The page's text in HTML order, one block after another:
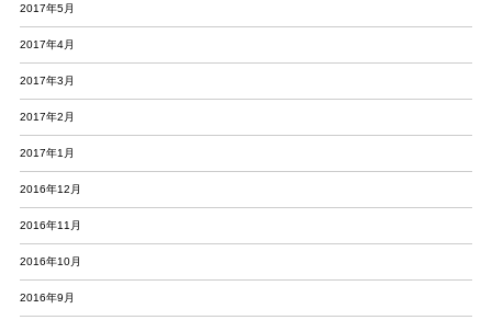
2017年5月
2017年4月
2017年3月
2017年2月
2017年1月
2016年12月
2016年11月
2016年10月
2016年9月